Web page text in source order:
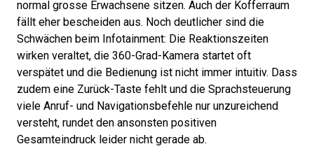
normal grosse Erwachsene sitzen. Auch der Kofferraum
fällt eher bescheiden aus. Noch deutlicher sind die
Schwächen beim Infotainment: Die Reaktionszeiten
wirken veraltet, die 360-Grad-Kamera startet oft
verspätet und die Bedienung ist nicht immer intuitiv. Dass
zudem eine Zurück-Taste fehlt und die Sprachsteuerung
viele Anruf- und Navigationsbefehle nur unzureichend
versteht, rundet den ansonsten positiven
Gesamteindruck leider nicht gerade ab.